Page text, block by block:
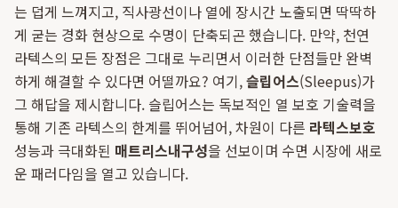
는 덥게 느껴지고, 직사광선이나 열에 장시간 노출되면 딱딱하
게 굳는 경화 현상으로 수명이 단축되곤 했습니다. 만약, 천연
라텍스의 모든 장점은 그대로 누리면서 이러한 단점들만 완벽
하게 해결할 수 있다면 어떨까요? 여기,슬립어스(Sleepus)가
그 해답을 제시합니다. 슬립어스는 독보적인 열 보호 기술력을
통해 기존 라텍스의 한계를 뛰어넘어, 차원이 다른 라텍스보호
성능과 극대화된 매트리스내구성을 선보이며 수면 시장에 새로
운 패러다임을 열고 있습니다.